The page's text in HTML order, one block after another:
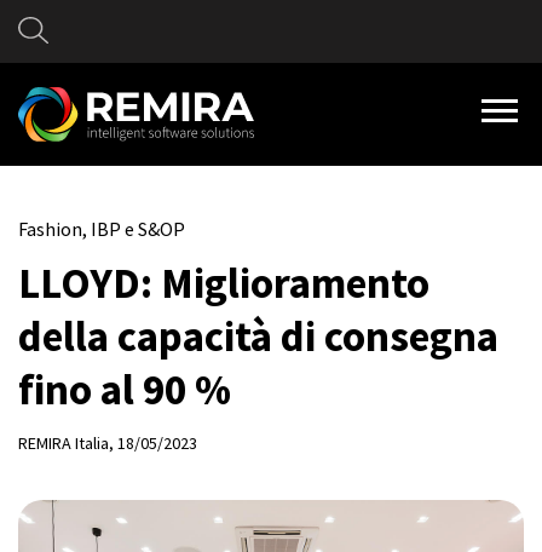
Fashion, IBP e S&OP
LLOYD: Miglioramento
della capacità di consegna
fino al 90 %
REMIRA Italia, 18/05/2023